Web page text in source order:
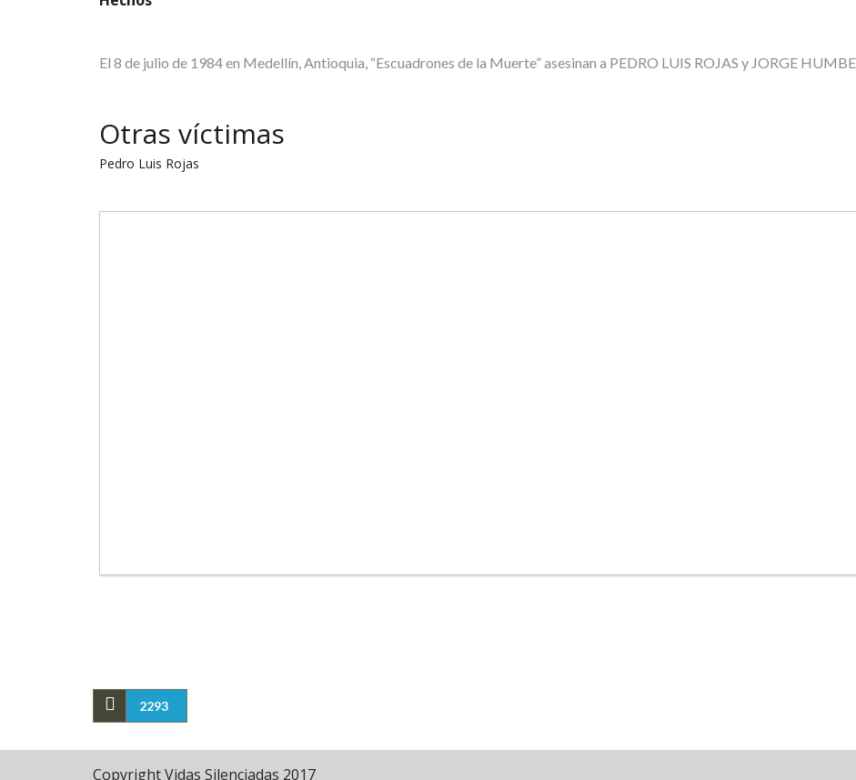
El 8 de julio de 1984 en Medellín, Antioquia, “Escuadrones de la Muerte” asesinan a PEDRO LUIS ROJAS y JORGE
Otras víctimas
Pedro Luis Rojas
2293
Copyright Vidas Silenciadas 2017